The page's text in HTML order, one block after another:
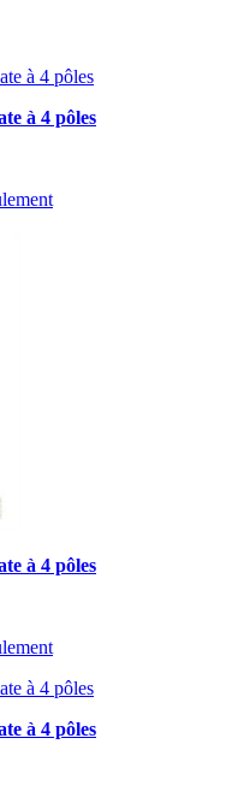
à 4 pôles
à 4 pôles
à 4 pôles